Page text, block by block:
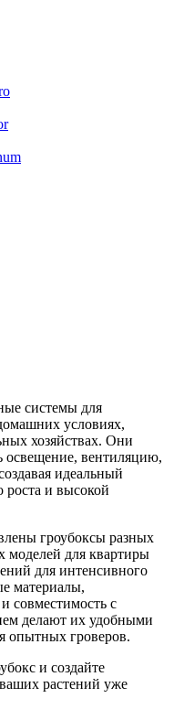
системы для
условиях,
хозяйствах. Они
освещение, вентиляцию,
идеальный
роста и высокой
гроубоксы разных
моделей для квартиры
для интенсивного
материалы,
совместимость с
делают их удобными
опытных гроверов.
и создайте
растений уже